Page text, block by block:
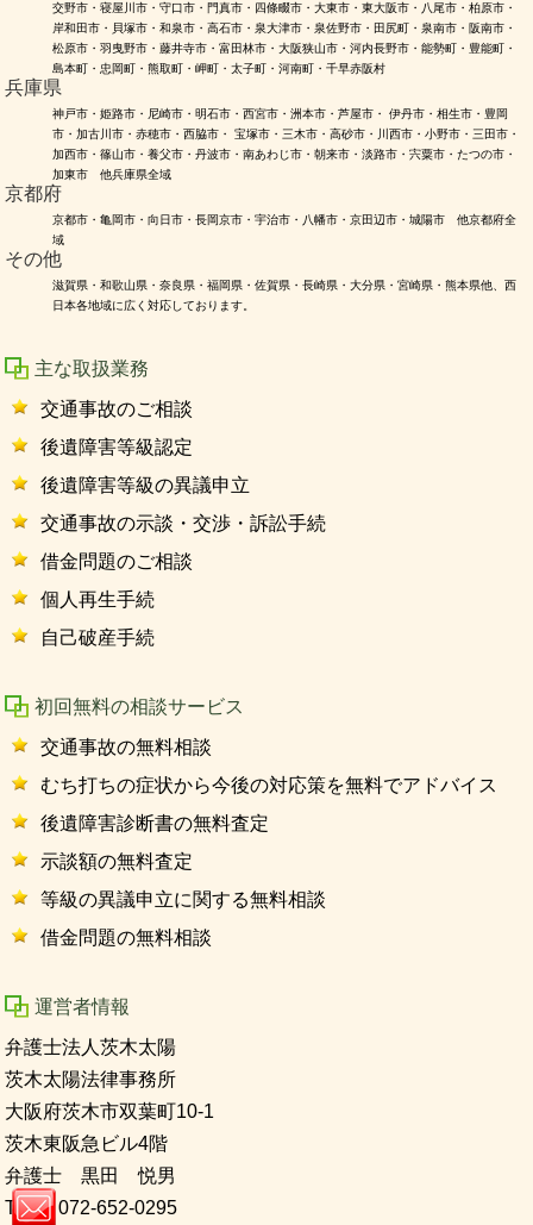
交野市・寝屋川市・守口市・門真市・四條畷市・大東市・東大阪市・八尾市・柏原市・
岸和田市・貝塚市・和泉市・高石市・泉大津市・泉佐野市・田尻町・泉南市・阪南市・
松原市・羽曳野市・藤井寺市・富田林市・大阪狭山市・河内長野市・能勢町・豊能町・
島本町・忠岡町・熊取町・岬町・太子町・河南町・千早赤阪村
兵庫県
神戸市・姫路市・尼崎市・明石市・西宮市・洲本市・芦屋市・ 伊丹市・相生市・豊岡
市・加古川市・赤穂市・西脇市・ 宝塚市・三木市・高砂市・川西市・小野市・三田市・
加西市・篠山市・養父市・丹波市・南あわじ市・朝来市・淡路市・宍粟市・たつの市・
加東市 他兵庫県全域
京都府
京都市・亀岡市・向日市・長岡京市・宇治市・八幡市・京田辺市・城陽市 他京都府全
域
その他
滋賀県・和歌山県・奈良県・福岡県・佐賀県・長崎県・大分県・宮崎県・熊本県他、西
日本各地域に広く対応しております。
主な取扱業務
交通事故のご相談
後遺障害等級認定
後遺障害等級の異議申立
交通事故の示談・交渉・訴訟手続
借金問題のご相談
個人再生手続
自己破産手続
初回無料の相談サービス
交通事故の無料相談
むち打ちの症状から今後の対応策を無料でアドバイス
後遺障害診断書の無料査定
示談額の無料査定
等級の異議申立に関する無料相談
借金問題の無料相談
運営者情報
弁護士法人茨木太陽
茨木太陽法律事務所
大阪府茨木市双葉町10-1
茨木東阪急ビル4階
弁護士 黒田 悦男
TEL 072-652-0295